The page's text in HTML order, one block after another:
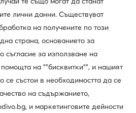
лични данни. Съществуват
на получените по този
страна, основанието за
съгласие за използване на
помощта на ""бисквитки"", и нашият
се състои в необходимостта да се
на съдържанието,
и маркетинговите дейности